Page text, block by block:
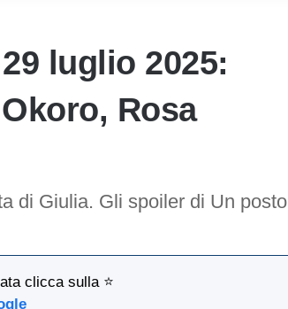
luglio 2025:
Rosa
di Giulia. Gli spoiler di Un posto
clicca sulla ⭐